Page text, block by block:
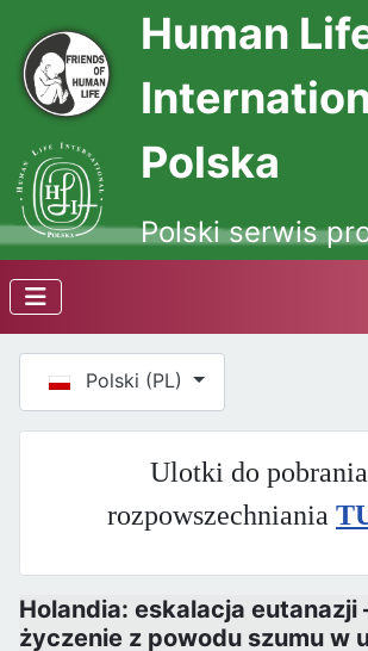
Human
Polska
Polski serwis
Wybierz swój język
Polski (PL)
Ulotki do
rozpowszechniania
Holandia: eskalacja eutanazji
życzenie z powodu szumu w